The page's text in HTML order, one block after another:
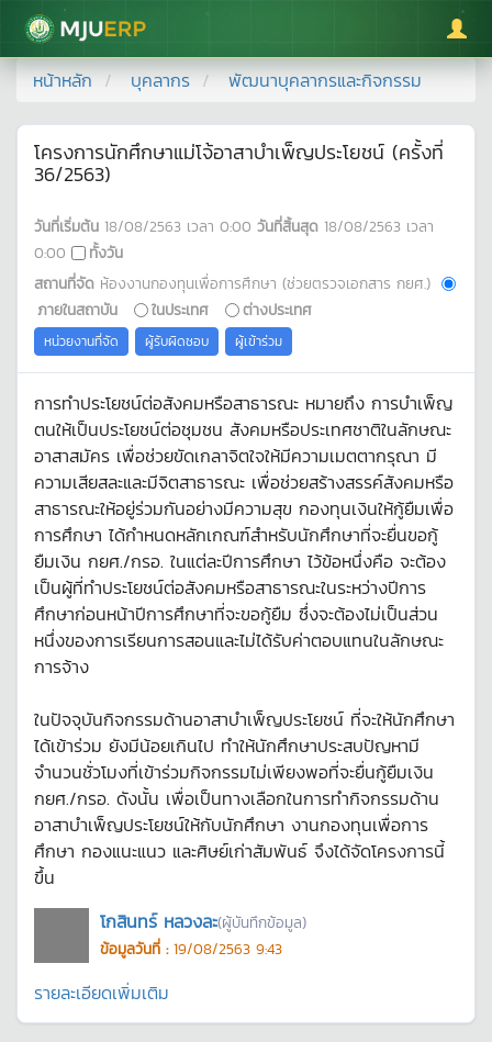
มหาวิทยาลัยแม่โจ้
หน้าหลัก บุคลากร พัฒนาบุคลากรและกิจกรรม
โครงการนักศึกษาแม่โจ้อาสาบำเพ็ญประโยชน์ (ครั้งที่
36/2563)
วันที่เริ่มต้น 18/08/2563 เวลา 0:00 วันที่สิ้นสุด 18/08/2563 เวลา
0:00
ทั้งวัน
สถานที่จัด ห้องงานกองทุนเพื่อการศึกษา (ช่วยตรวจเอกสาร กยศ.)
ภายในสถาบัน
ในประเทศ ต่างประเทศ
หน่วยงานที่จัด ผู้รับผิดชอบ ผู้เข้าร่วม
การทำประโยชน์ต่อสังคมหรือสาธารณะ หมายถึง การบำเพ็ญ
ตนให้เป็นประโยชน์ต่อชุมชน สังคมหรือประเทศชาติในลักษณะ
อาสาสมัคร เพื่อช่วยขัดเกลาจิตใจให้มีความเมตตากรุณา มี
ความเสียสละและมีจิตสาธารณะ เพื่อช่วยสร้างสรรค์สังคมหรือ
สาธารณะให้อยู่ร่วมกันอย่างมีความสุข กองทุนเงินให้กู้ยืมเพื่อ
การศึกษา ได้กำหนดหลักเกณฑ์สำหรับนักศึกษาที่จะยื่นขอกู้
ยืมเงิน กยศ./กรอ. ในแต่ละปีการศึกษา ไว้ข้อหนึ่งคือ จะต้อง
เป็นผู้ที่ทำประโยชน์ต่อสังคมหรือสาธารณะในระหว่างปีการ
ศึกษาก่อนหน้าปีการศึกษาที่จะขอกู้ยืม ซึ่งจะต้องไม่เป็นส่วน
หนึ่งของการเรียนการสอนและไม่ได้รับค่าตอบแทนในลักษณะ
การจ้าง
ในปัจจุบันกิจกรรมด้านอาสาบำเพ็ญประโยชน์ ที่จะให้นักศึกษา
ได้เข้าร่วม ยังมีน้อยเกินไป ทำให้นักศึกษาประสบปัญหามี
จำนวนชั่วโมงที่เข้าร่วมกิจกรรมไม่เพียงพอที่จะยื่นกู้ยืมเงิน
กยศ./กรอ. ดังนั้น เพื่อเป็นทางเลือกในการทำกิจกรรมด้าน
อาสาบำเพ็ญประโยชน์ให้กับนักศึกษา งานกองทุนเพื่อการ
ศึกษา กองแนะแนว และศิษย์เก่าสัมพันธ์ จึงได้จัดโครงการนี้
ขึ้น
โกสินทร์ หลวงละ(ผู้บันทึกข้อมูล)
ข้อมูลวันที่ : 19/08/2563 9:43
รายละเอียดเพิ่มเติม